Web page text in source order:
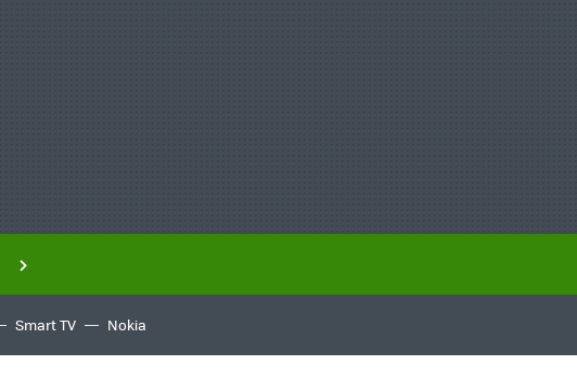
Smart TV Nokia